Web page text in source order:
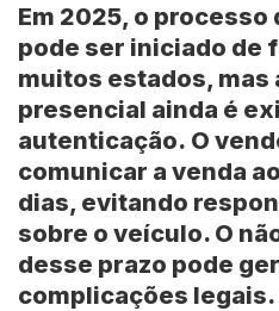
Em 2025, o
pode ser iniciado de
muitos estados, mas
presencial ainda é
autenticação. O
comunicar a venda ao
dias, evitando
sobre o veículo. O
desse prazo pode
complicações legais.